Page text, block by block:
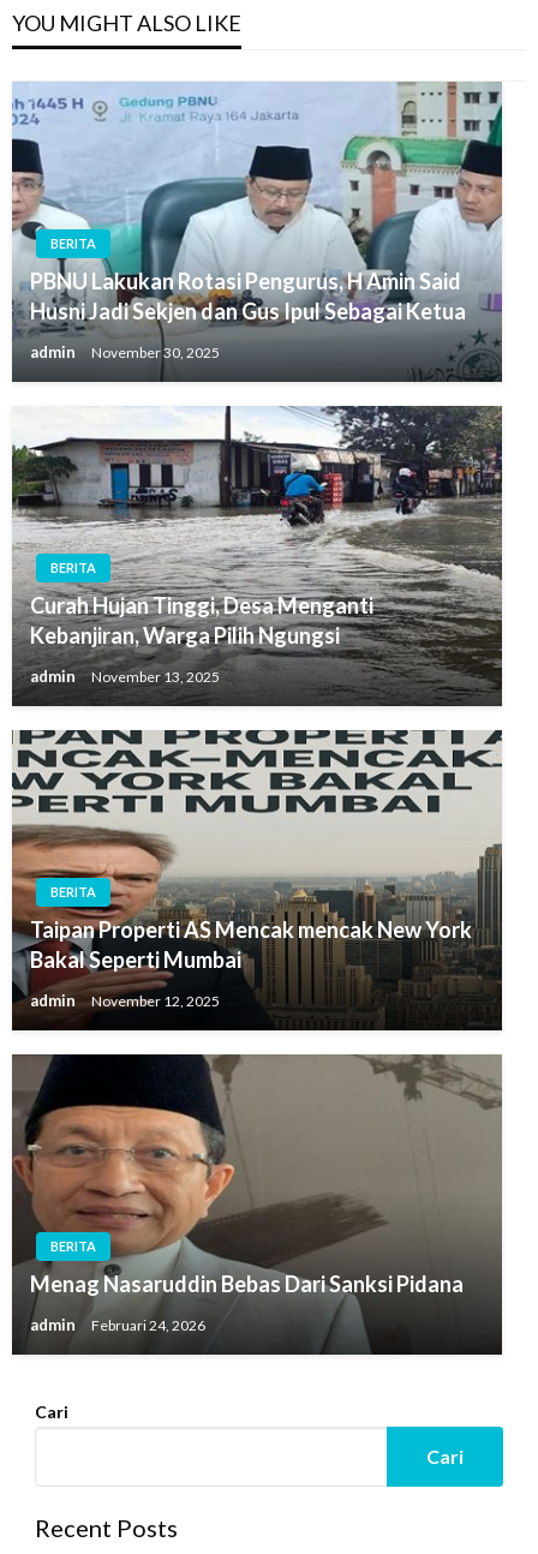
YOU MIGHT ALSO LIKE
BERITA
PBNU Lakukan Rotasi Pengurus, H Amin Said
Husni Jadi Sekjen dan Gus Ipul Sebagai Ketua
admin November 30, 2025
BERITA
Curah Hujan Tinggi, Desa Menganti
Kebanjiran, Warga Pilih Ngungsi
admin November 13, 2025
BERITA
Taipan Properti AS Mencak mencak New York
Bakal Seperti Mumbai
admin November 12, 2025
BERITA
Menag Nasaruddin Bebas Dari Sanksi Pidana
admin Februari 24, 2026
Cari
Cari
Recent Posts